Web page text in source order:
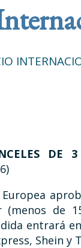
DE
(menos de
entrará
Shein